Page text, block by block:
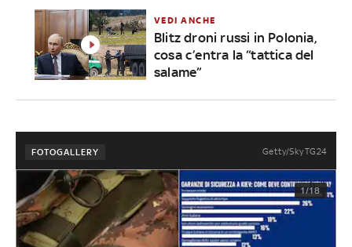
VEDI ANCHE
Blitz droni russi in Polonia,
cosa c’entra la “tattica del
salame”
FOTOGALLERY Getty/Sky TG24
1/18